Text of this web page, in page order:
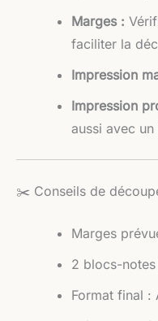
Marges :
faciliter la
Impression
Impression
aussi avec
✂️ Conseils de
Marges
2 blocs-
Format final :